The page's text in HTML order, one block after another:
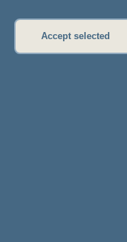
Accept selected
Sitting
Home